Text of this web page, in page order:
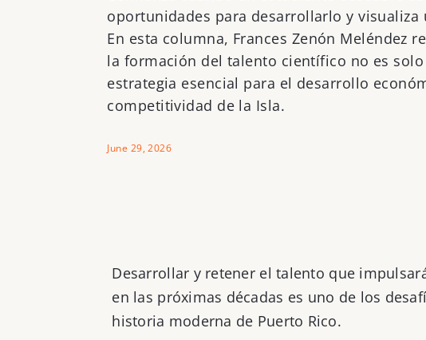
oportunidades para desarrollarlo y visualiza
En esta columna, Frances Zenón Meléndez
la formación del talento científico no es
estrategia esencial para el desarrollo
competitividad de la Isla.
June 29, 2026
Desarrollar y retener el talento que
en las próximas décadas es uno de los
historia moderna de Puerto Rico.